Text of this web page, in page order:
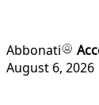
Abbonati
August 6, 2026